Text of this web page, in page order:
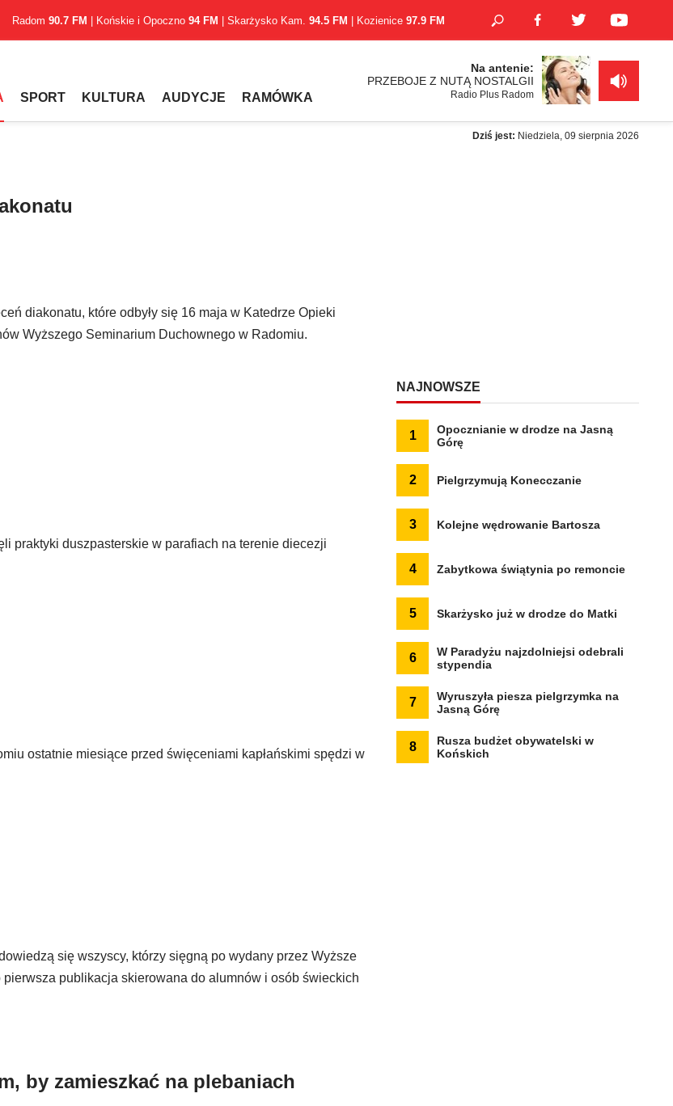
Radom 90.7 FM | Końskie i Opoczno 94 FM | Skarżysko Kam. 94.5 FM | Kozienice 97.9 FM
SPORT KULTURA AUDYCJE RAMÓWKA
Na antenie:
PRZEBOJE Z NUTĄ NOSTALGII
Radio Plus Radom
Dziś jest: Niedziela, 09 sierpnia 2026
diakonatu, które odbyły się 16 maja w Katedrze Opieki
Wyższego Seminarium Duchownego w Radomiu.
praktyki duszpasterskie w parafiach na terenie diecezji
ostatnie miesiące przed święceniami kapłańskimi spędzi w
się wszyscy, którzy sięgną po wydany przez Wyższe
publikacja skierowana do alumnów i osób świeckich
by zamieszkać na plebaniach
NAJNOWSZE
1
Opocznianie w drodze na Jasną
Górę
2 Pielgrzymują Konecczanie
3 Kolejne wędrowanie Bartosza
4 Zabytkowa świątynia po remoncie
5 Skarżysko już w drodze do Matki
6
W Paradyżu najzdolniejsi odebrali
stypendia
7
Wyruszyła piesza pielgrzymka na
Jasną Górę
8
Rusza budżet obywatelski w
Końskich